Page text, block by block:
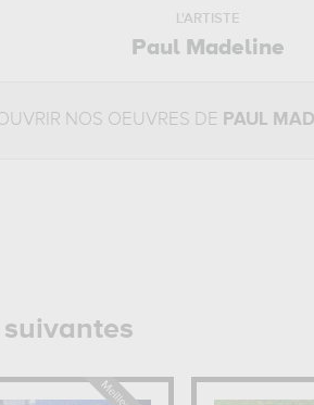
L'ARTISTE
Paul Madeline
NOS OEUVRES DE PAUL